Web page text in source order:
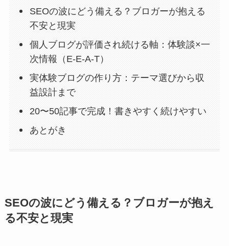
SEOの波にどう備える？ブロガーが抱える
不安と現実
個人ブログが評価され続ける軸：体験談×一
次情報（E‑E‑A‑T）
実体験ブログの作り方：テーマ選びから収
益設計まで
20〜50記事で完成！書きやすく続けやすい
あとがき
SEOの波にどう備える？ブロガーが抱え
る不安と現実